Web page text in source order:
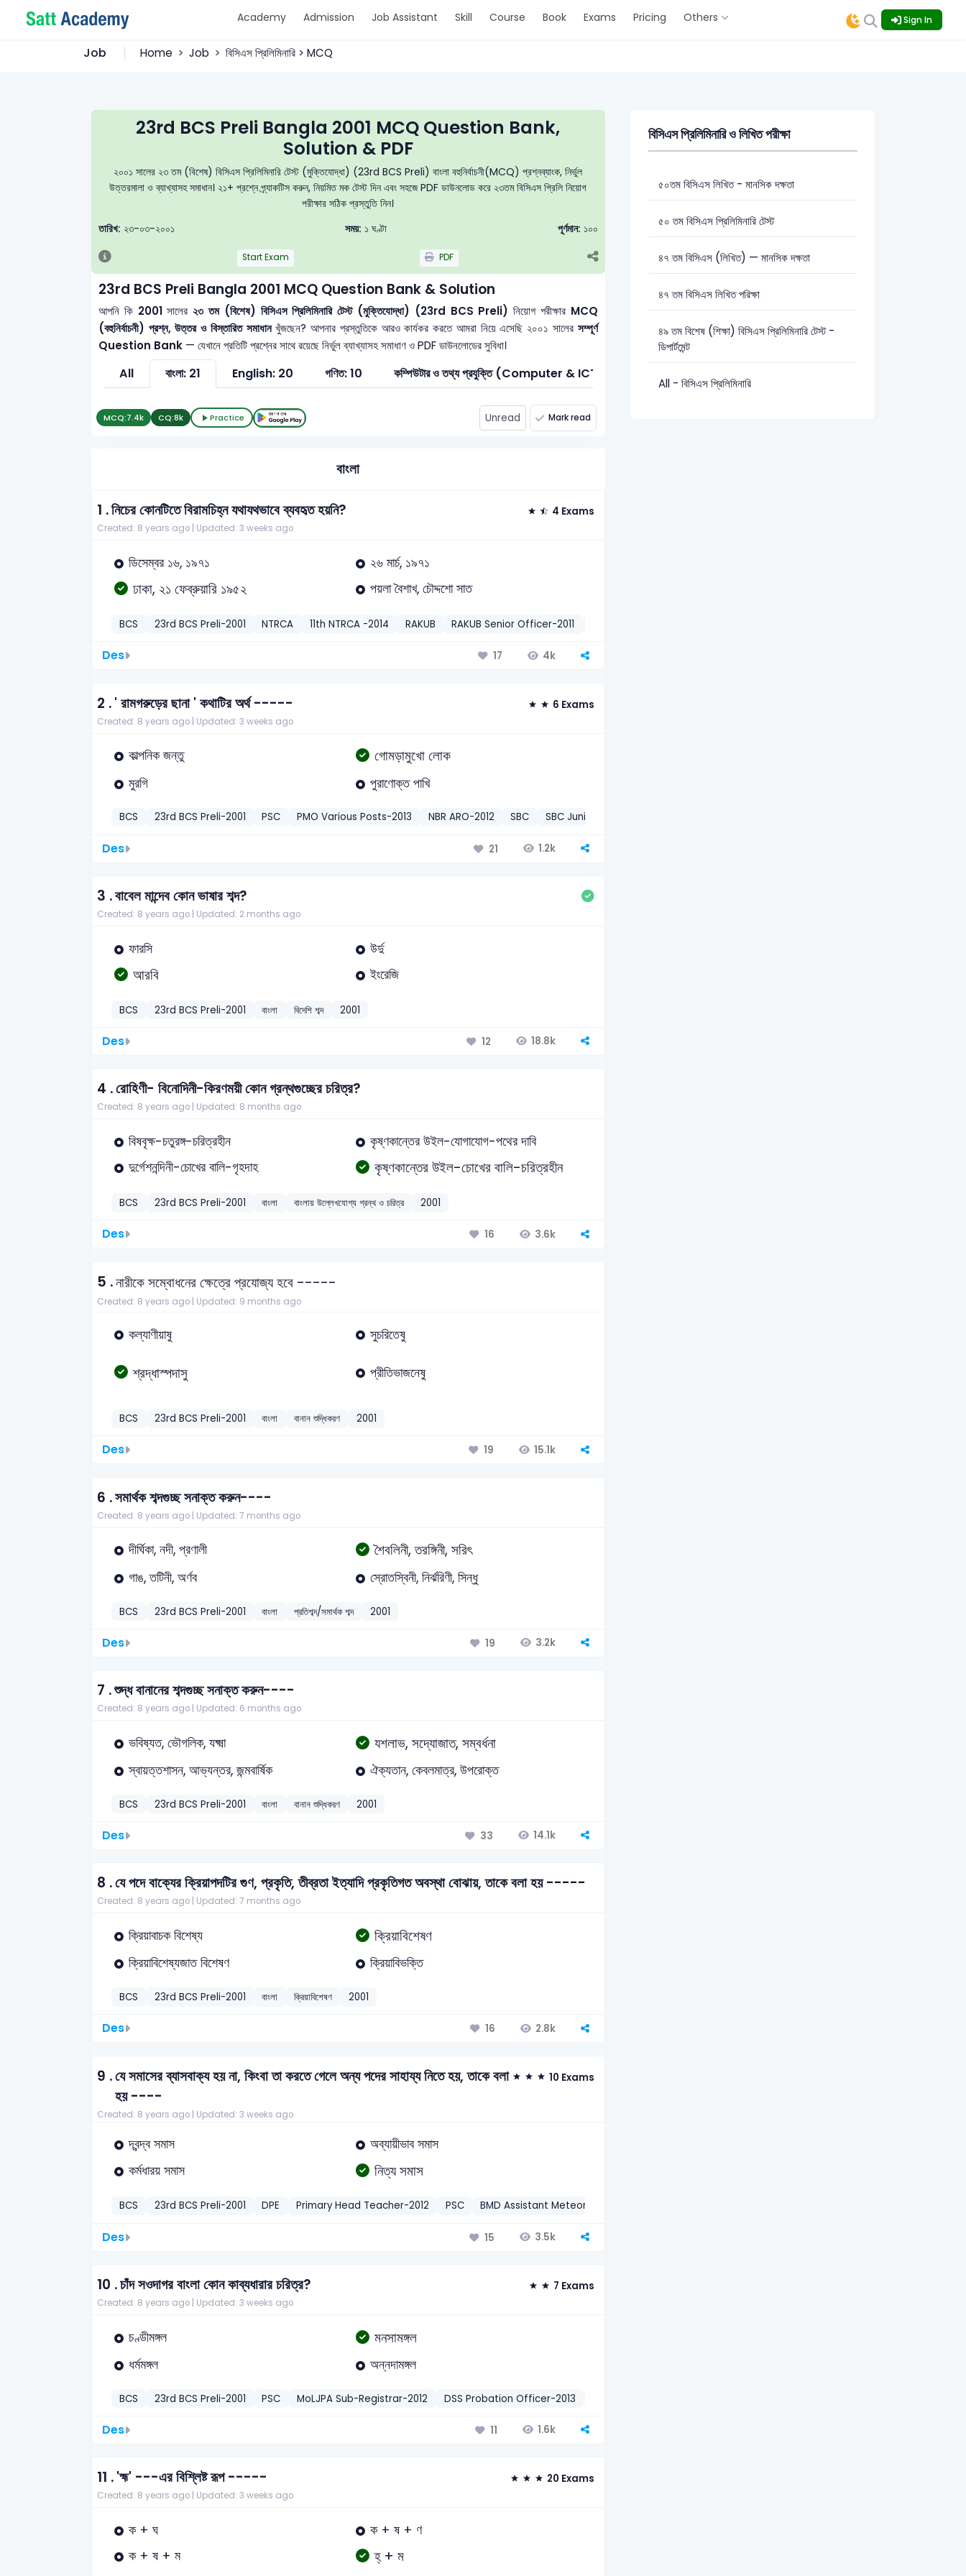
Academy Admission Job Assistant Skill Course Book Exams Pricing Others Sign In
Job Home Job বিসিএস প্রিলিমিনারি > MCQ
23rd BCS Preli Bangla 2001 MCQ Question Bank,
Solution & PDF
২০০১ সালের ২৩ তম (বিশেষ) বিসিএস প্রিলিমিনারি টেস্ট (মুক্তিযোদ্ধা) (23rd BCS Preli) বাংলা বহুনির্বাচনী(MCQ) প্রশ্নব্যাংক, নির্ভুল
উত্তরমালা ও ব্যাখ্যাসহ সমাধান। ২১+ প্রশ্নে প্র্যাকটিস করুন, নিয়মিত মক টেস্ট দিন এবং সহজে PDF ডাউনলোড করে ২৩তম বিসিএস প্রিলি নিয়োগ
পরীক্ষার সঠিক প্রস্তুতি নিন।
তারিখ: ২৩-০৩-২০০১ সময়: ১ ঘণ্টা পূর্ণমান: ১০০
Start Exam PDF
23rd BCS Preli Bangla 2001 MCQ Question Bank & Solution
আপনি কি 2001সালের২৩ তম (বিশেষ) বিসিএস প্রিলিমিনারি টেস্ট (মুক্তিযোদ্ধা) (23rd BCS Preli)নিয়োগ পরীক্ষার MCQ
(বহুনির্বাচনী) প্রশ্ন, উত্তর ও বিস্তারিত সমাধানখুঁজছেন? আপনার প্রস্তুতিকে আরও কার্যকর করতে আমরা নিয়ে এসেছি ২০০১ সালের সম্পূর্ণ
Question Bank — যেখানে প্রতিটি প্রশ্নের সাথে রয়েছে নির্ভুল ব্যাখ্যাসহ সমাধাণ ও PDF ডাউনলোডের সুবিধা।
All বাংলা: 21 English: 20 গণিত: 10 কম্পিউটার ও তথ্য প্রযুক্তি (Computer & ICT): 1
MCQ:7.4k CQ:8k Practice Unread Mark read
বাংলা
1 .নিচের কোনটিতে বিরামচিহ্ন যথাযথভাবে ব্যবহৃত হয়নি? 4 Exams
Created: 8 years ago | Updated: 3 weeks ago
ডিসেম্বর ১৬, ১৯৭১ ২৬ মার্চ, ১৯৭১
ঢাকা, ২১ ফেব্রুয়ারি ১৯৫২ পয়লা বৈশাখ, চৌদ্দশো সাত
BCS 23rd BCS Preli-2001 NTRCA 11th NTRCA -2014 RAKUB RAKUB Senior Officer-2011
Des 17 4k
2 .' রামগরুড়ের ছানা ' কথাটির অর্থ ----- 6 Exams
Created: 8 years ago | Updated: 3 weeks ago
কাল্পনিক জন্তু গোমড়ামুখো লোক
মুরগি পুরাণোক্ত পাখি
BCS 23rd BCS Preli-2001 PSC PMO Various Posts-2013 NBR ARO-2012 SBC SBC Junior Officer-2016
Des 21 1.2k
3 .বাবেল মান্দেব কোন ভাষার শব্দ?
Created: 8 years ago | Updated: 2 months ago
ফারসি উর্দু
আরবি ইংরেজি
BCS 23rd BCS Preli-2001 বাংলা বিদেশি শব্দ 2001
Des 12 18.8k
4 .রোহিণী- বিনোদিনী-কিরণময়ী কোন গ্রন্থগুচ্ছের চরিত্র?
Created: 8 years ago | Updated: 8 months ago
বিষবৃক্ষ-চতুরঙ্গ-চরিত্রহীন
কৃষ্ণকান্তের উইল-যোগাযোগ-পথের দাবি
দুর্গেশনন্দিনী-চোখের বালি-গৃহদাহ
কৃষ্ণকান্তের উইল-চোখের বালি-চরিত্রহীন
BCS 23rd BCS Preli-2001 বাংলা বাংলায় উল্লেখযোগ্য গ্রন্থ ও চরিত্র 2001
Des 16 3.6k
5 .নারীকে সম্বোধনের ক্ষেত্রে প্রযোজ্য হবে -----
Created: 8 years ago | Updated: 9 months ago
কল্যাণীয়াষু সুচরিতেষু
শ্রদ্ধাস্পদাসু প্রীতিভাজনেষু
BCS 23rd BCS Preli-2001 বাংলা বানান শুদ্ধিকরণ 2001
Des 19 15.1k
6 .সমার্থক শব্দগুচ্ছ সনাক্ত করুন----
Created: 8 years ago | Updated: 7 months ago
দীর্ঘিকা, নদী, প্রণালী শৈবলিনী, তরঙ্গিনী, সরিৎ
গাঙ, তটিনী, অর্ণব স্রোতস্বিনী, নির্ঝরিণী, সিন্ধু
BCS 23rd BCS Preli-2001 বাংলা প্রতিশব্দ/সমার্থক শব্দ 2001
Des 19 3.2k
7 .শুদ্ধ বানানের শব্দগুচ্ছ সনাক্ত করুন----
Created: 8 years ago | Updated: 6 months ago
ভবিষ্যত, ভৌগলিক, যক্ষ্মা যশলাভ, সদ্যোজাত, সম্বর্ধনা
স্বায়ত্তশাসন, আভ্যন্তর, জন্মবার্ষিক ঐক্যতান, কেবলমাত্র, উপরোক্ত
BCS 23rd BCS Preli-2001 বাংলা বানান শুদ্ধিকরণ 2001
Des 33 14.1k
8 .যে পদে বাক্যের ক্রিয়াপদটির গুণ, প্রকৃতি, তীব্রতা ইত্যাদি প্রকৃতিগত অবস্থা বোঝায়, তাকে বলা হয় -----
Created: 8 years ago | Updated: 7 months ago
ক্রিয়াবাচক বিশেষ্য ক্রিয়াবিশেষণ
ক্রিয়াবিশেষ্যজাত বিশেষণ ক্রিয়াবিভক্তি
BCS 23rd BCS Preli-2001 বাংলা ক্রিয়াবিশেষণ 2001
Des 16 2.8k
9 .যে সমাসের ব্যাসবাক্য হয় না, কিংবা তা করতে গেলে অন্য পদের সাহায্য নিতে হয়, তাকে বলা
হয় ----
10 Exams
Created: 8 years ago | Updated: 3 weeks ago
দ্বন্দ্ব সমাস
অব্যায়ীভাব সমাস
কর্মধারয় সমাস
নিত্য সমাস
BCS 23rd BCS Preli-2001 DPE Primary Head Teacher-2012 PSC BMD Assistant Meteorologist-2004
Des 15 3.5k
10 .চাঁদ সওদাগর বাংলা কোন কাব্যধারার চরিত্র? 7 Exams
Created: 8 years ago | Updated: 3 weeks ago
চণ্ডীমঙ্গল মনসামঙ্গল
ধর্মমঙ্গল অন্নদামঙ্গল
BCS 23rd BCS Preli-2001 PSC MoLJPA Sub-Registrar-2012 DSS Probation Officer-2013
Des 11 1.6k
11 .'হ্ম' ---এর বিশ্লিষ্ট রূপ ----- 20 Exams
Created: 8 years ago | Updated: 3 weeks ago
ক + ঘ
ক + ষ + ণ
ক + ষ + ম
হ্‌ + ম
বিসিএস প্রিলিমিনারি ও লিখিত পরীক্ষা
৫০তম বিসিএস লিখিত - মানসিক দক্ষতা
৫০ তম বিসিএস প্রিলিমিনারি টেস্ট
৪৭ তম বিসিএস (লিখিত) — মানসিক দক্ষতা
৪৭ তম বিসিএস লিখিত পরিক্ষা
৪৯ তম বিশেষ (শিক্ষা) বিসিএস প্রিলিমিনারি টেস্ট -
ডিপার্টমেন্ট
All - বিসিএস প্রিলিমিনারি